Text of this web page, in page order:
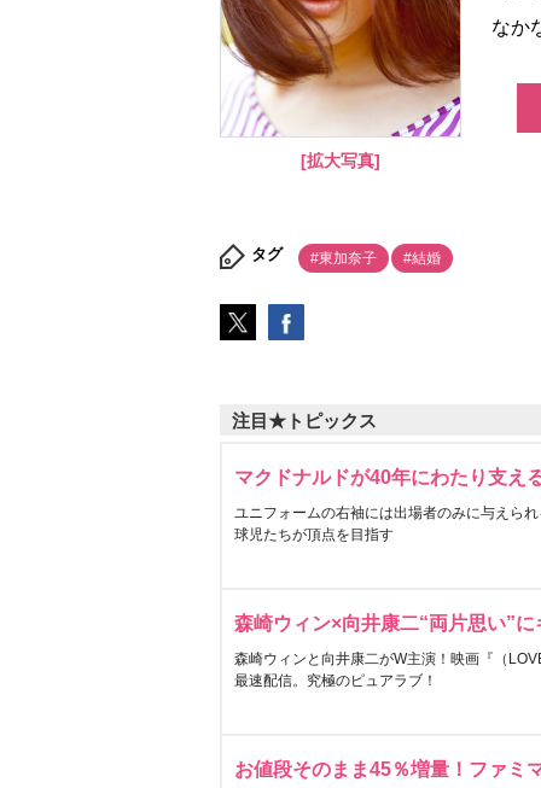
[拡大写真]
なか
タグ #東加奈子 #結婚
注目★トピックス
マクドナルドが40年にわたり支え
ユニフォームの右袖には出場者のみに与えら
球児たちが頂点を目指す
森崎ウィン×向井康二“両片思い”
森崎ウィンと向井康二がW主演！映画『（
最速配信。究極のピュアラブ！
お値段そのまま45％増量！ファミ